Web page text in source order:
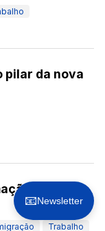
pilar da nova
na
Trabalho
📧Newsletter